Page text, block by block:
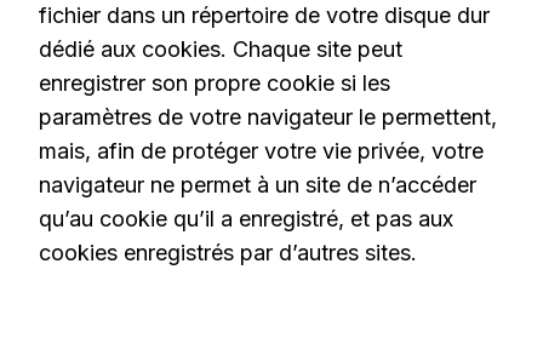
fichier dans un répertoire de votre disque dur
dédié aux cookies. Chaque site peut
enregistrer son propre cookie si les
paramètres de votre navigateur le permettent,
mais, afin de protéger votre vie privée, votre
navigateur ne permet à un site de n’accéder
qu’au cookie qu’il a enregistré, et pas aux
cookies enregistrés par d’autres sites.